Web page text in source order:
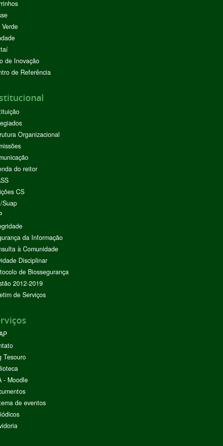
de Inovação
de Referência
Organizacional
do reitor
CS
Suap
da Informação
à Comunidade
Disciplinar
de Biossegurança
2012-2019
de Serviços
Tesouro
- Moodle
de eventos